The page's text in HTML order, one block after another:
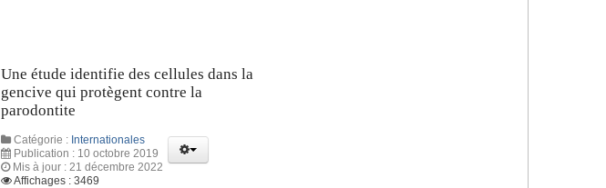
Une étude identifie des cellules dans la
gencive qui protègent contre la
parodontite
Catégorie : Internationales
Publication : 10 octobre 2019
Mis à jour : 21 décembre 2022
Affichages : 3469